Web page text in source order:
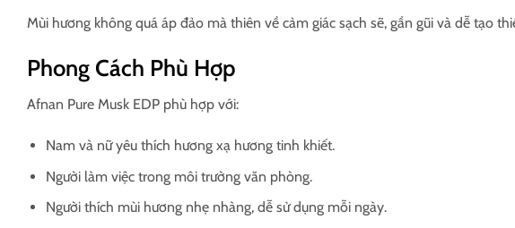
Mùi hương không quá áp đảo mà thiên về cảm giác sạch sẽ, gần gũi và dễ tạo
Phong Cách Phù Hợp
Afnan Pure Musk EDP phù hợp với:
Nam và nữ yêu thích hương xạ hương tinh khiết.
Người làm việc trong môi trường văn phòng.
Người thích mùi hương nhẹ nhàng, dễ sử dụng mỗi ngày.